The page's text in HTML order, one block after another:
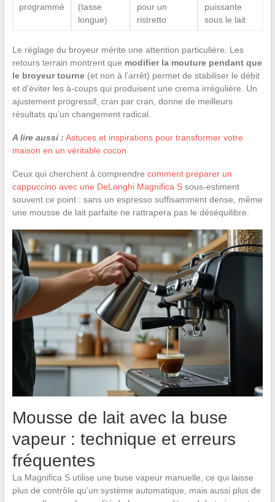
programmé
(tasse
longue)
pour un
ristretto
puissante
sous le lait
Le réglage du broyeur mérite une attention particulière. Les
retours terrain montrent que modifier la mouture pendant que
le broyeur tourne(et non à l’arrêt) permet de stabiliser le débit
et d’éviter les à-coups qui produisent une crema irrégulière. Un
ajustement progressif, cran par cran, donne de meilleurs
résultats qu’un changement radical.
A lire aussi : Astuces et inspirations pour transformer votre
maison en un véritable cocon
Ceux qui cherchent à comprendre comment préparer un
cappuccino avec une DeLonghi Magnifica Ssous-estiment
souvent ce point : sans un espresso suffisamment dense, même
une mousse de lait parfaite ne rattrapera pas le déséquilibre.
Mousse de lait avec la buse
vapeur : technique et erreurs
fréquentes
La Magnifica S utilise une buse vapeur manuelle, ce qui laisse
plus de contrôle qu’un système automatique, mais aussi plus de